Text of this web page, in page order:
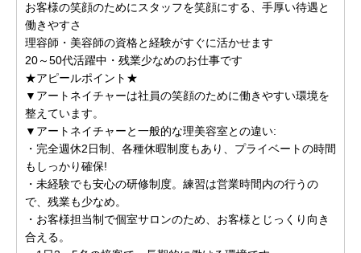
お客様の笑顔のためにスタッフを笑顔にする、手厚い待遇と
働きやすさ
理容師・美容師の資格と経験がすぐに活かせます
20～50代活躍中・残業少なめのお仕事です
★アピールポイント★
▼アートネイチャーは社員の笑顔のために働きやすい環境を
整えています。
▼アートネイチャーと一般的な理美容室との違い:
・完全週休2日制、各種休暇制度もあり、プライベートの時間
もしっかり確保!
・未経験でも安心の研修制度。練習は営業時間内の行うの
で、残業も少なめ。
・お客様担当制で個室サロンのため、お客様とじっくり向き
合える。